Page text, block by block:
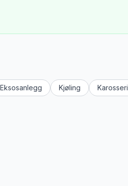
Eksosanlegg Kjøling Karosseri